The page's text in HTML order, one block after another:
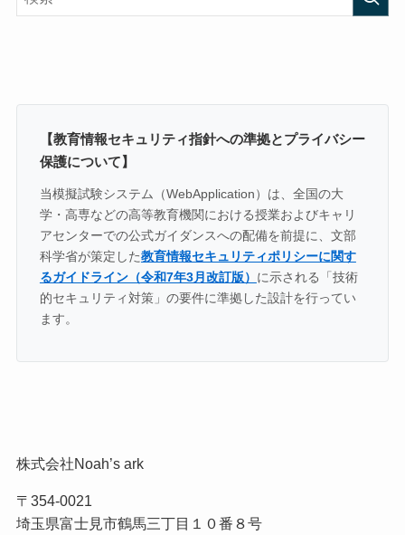
【教育情報セキュリティ指針への準拠とプライバシー
保護について】
当模擬試験システム（WebApplication）は、全国の大
学・高専などの高等教育機関における授業およびキャリ
アセンターでの公式ガイダンスへの配備を前提に、文部
科学省が策定した教育情報セキュリティポリシーに関す
るガイドライン（令和7年3月改訂版） に示される「技術
的セキュリティ対策」の要件に準拠した設計を行ってい
ます。
株式会社Noah’s ark
〒354-0021
埼玉県富士見市鶴馬三丁目１０番８号